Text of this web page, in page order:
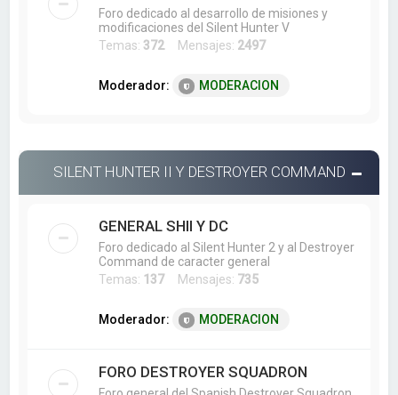
Foro dedicado al desarrollo de misiones y
modificaciones del Silent Hunter V
Temas: 372Mensajes: 2497
Moderador: MODERACION
SILENT HUNTER II Y DESTROYER COMMAND
GENERAL SHII Y DC
Foro dedicado al Silent Hunter 2 y al Destroyer
Command de caracter general
Temas: 137Mensajes: 735
Moderador: MODERACION
FORO DESTROYER SQUADRON